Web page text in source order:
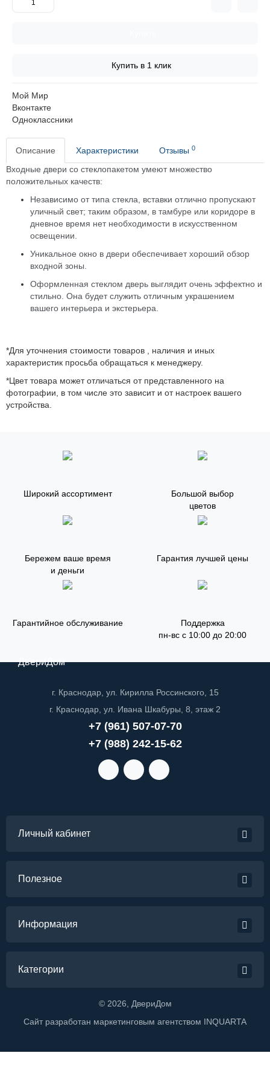
Купить в 1 клик
Мой Мир
Вконтакте
Одноклассники
Описание Характеристики Отзывы 0
Входные двери со стеклопакетом умеют множество
положительных качеств:
Независимо от типа стекла, вставки отлично пропускают
уличный свет; таким образом, в тамбуре или коридоре в
дневное время нет необходимости в искусственном
освещении.
Уникальное окно в двери обеспечивает хороший обзор
входной зоны.
Оформленная стеклом дверь выглядит очень эффектно и
стильно. Она будет служить отличным украшением
вашего интерьера и экстерьера.
*Для уточнения стоимости товаров , наличия и иных
характеристик просьба обращаться к менеджеру.
*Цвет товара может отличаться от представленного на
фотографии, в том числе это зависит и от настроек вашего
устройства.
Широкий ассортимент
Большой выбор
цветов
Бережем ваше время
и деньги
Гарантия лучшей цены
Гарантийное обслуживание
Поддержка
пн-вс с 10:00 до 20:00
ДвериДом
г. Краснодар, ул. Кирилла Россинского, 15
г. Краснодар, ул. Ивана Шкабуры, 8, этаж 2
+7 (961) 507-07-70
+7 (988) 242-15-62
Личный кабинет
Полезное
Информация
Категории
© 2026 , ДвериДом
Сайт разработан маркетинговым агентством INQUARTA